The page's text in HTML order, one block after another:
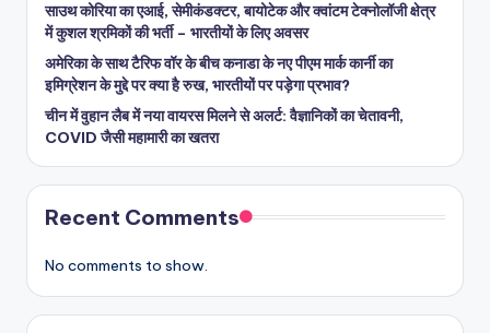
साउथ कोरिया का एआई, सेमीकंडक्टर, बायोटेक और क्वांटम टेक्नोलॉजी क्षेत्र
में कुशल श्रमिकों की भर्ती – भारतीयों के लिए अवसर
अमेरिका के साथ टैरिफ वॉर के बीच कनाडा के नए पीएम मार्क कार्नी का
इमिग्रेशन के मुद्दे पर क्या है रुख, भारतीयों पर पड़ेगा प्रभाव?
चीन में वुहान लैब में नया वायरस मिलने से अलर्ट: वैज्ञानिकों का चेतावनी,
COVID जैसी महामारी का खतरा
Recent Comments
No comments to show.